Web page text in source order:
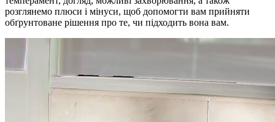
розглянемо плюси і мінуси, щоб допомогти вам прийняти
обґрунтоване рішення про те, чи підходить вона вам.